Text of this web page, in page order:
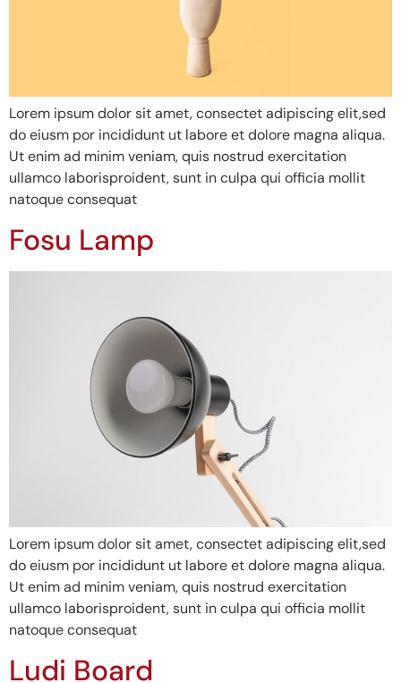
Lorem ipsum dolor sit amet, consectet adipiscing elit,sed
do eiusm por incididunt ut labore et dolore magna aliqua.
Ut enim ad minim veniam, quis nostrud exercitation
ullamco laborisproident, sunt in culpa qui officia mollit
natoque consequat
Fosu Lamp
Lorem ipsum dolor sit amet, consectet adipiscing elit,sed
do eiusm por incididunt ut labore et dolore magna aliqua.
Ut enim ad minim veniam, quis nostrud exercitation
ullamco laborisproident, sunt in culpa qui officia mollit
natoque consequat
Ludi Board